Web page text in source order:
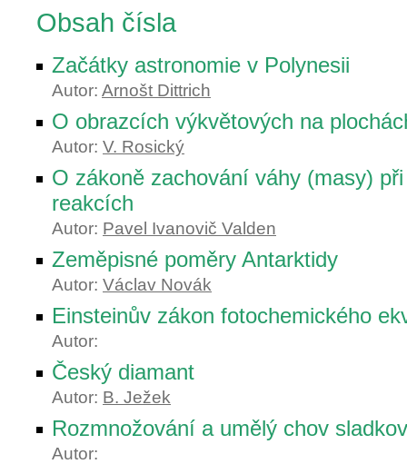
Obsah čísla
Začátky astronomie v Polynesii
Autor: Arnošt Dittrich
O obrazcích výkvětových na
Autor: V. Rosický
O zákoně zachování váhy (masy)
reakcích
Autor: Pavel Ivanovič Valden
Zeměpisné poměry Antarktidy
Autor: Václav Novák
Einsteinův zákon fotochemického
Autor:
Český diamant
Autor: B. Ježek
Rozmnožování a umělý chov
Autor: